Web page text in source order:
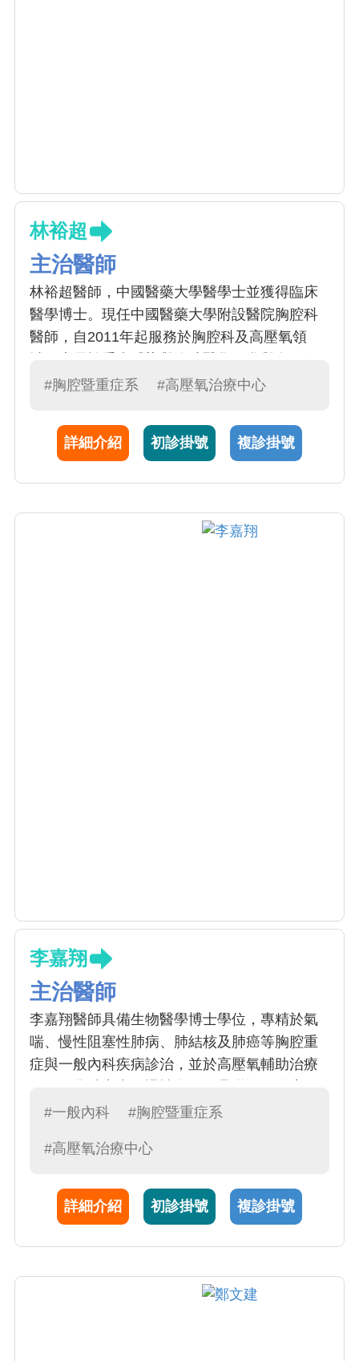
林裕超
主治醫師
林裕超醫師，中國醫藥大學醫學士並獲得臨床
醫學博士。現任中國醫藥大學附設醫院胸腔科
醫師，自2011年起服務於胸腔科及高壓氧領
際期刊發表，致力於臨床與研究整合。
#胸腔暨重症系 #高壓氧治療中心
詳細介紹 初診掛號 複診掛號
李嘉翔
主治醫師
李嘉翔醫師具備生物醫學博士學位，專精於氣
喘、慢性阻塞性肺病、肺結核及肺癌等胸腔重
症與一般內科疾病診治，並於高壓氧輔助治療
驗。現任一般內科主任暨內科部 PGY 教學推動
實務；其臨床解說耐心詳盡且深具同理心，備
域皆貢獻卓著，多次榮獲院級「傑出教學主治
醫師」與「優良主治醫師」殊榮，目前正持續
引領科部優化醫療品質，致力建構優質的一般
#一般內科 #胸腔暨重症系
#高壓氧治療中心
詳細介紹 初診掛號 複診掛號